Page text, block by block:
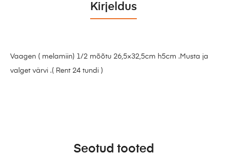
Kirjeldus
Vaagen ( melamiin) 1/2 mõõtu 26,5×32,5cm h5cm .Musta ja
valget värvi .( Rent 24 tundi )
Seotud tooted